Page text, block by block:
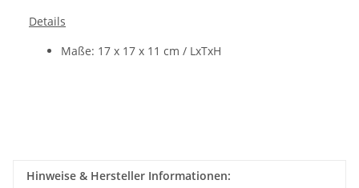
Details
Maße: 17 x 17 x 11 cm / LxTxH
Hinweise & Hersteller Informationen: